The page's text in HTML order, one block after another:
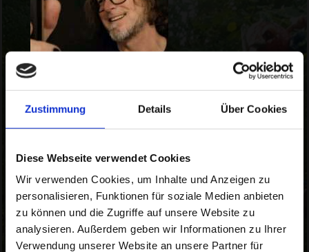
Zustimmung Details Über Cookies
Diese Webseite verwendet Cookies
Wir verwenden Cookies, um Inhalte und Anzeigen zu
personalisieren, Funktionen für soziale Medien anbieten
zu können und die Zugriffe auf unsere Website zu
analysieren. Außerdem geben wir Informationen zu Ihrer
Verwendung unserer Website an unsere Partner für
Bin seit 2012 als Fotograf im Bereich Hochzeiten, Portrait,
Boudoir, Akt, Street .